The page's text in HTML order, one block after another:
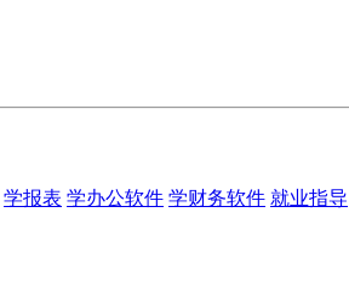
学报表 学办公软件 学财务软件 就业指导